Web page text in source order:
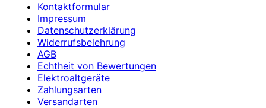
Kontaktformular
Impressum
Datenschutzerklärung
Widerrufsbelehrung
AGB
Echtheit von Bewertungen
Elektroaltgeräte
Zahlungsarten
Versandarten